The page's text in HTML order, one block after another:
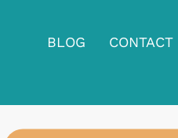
BLOG CONTACT